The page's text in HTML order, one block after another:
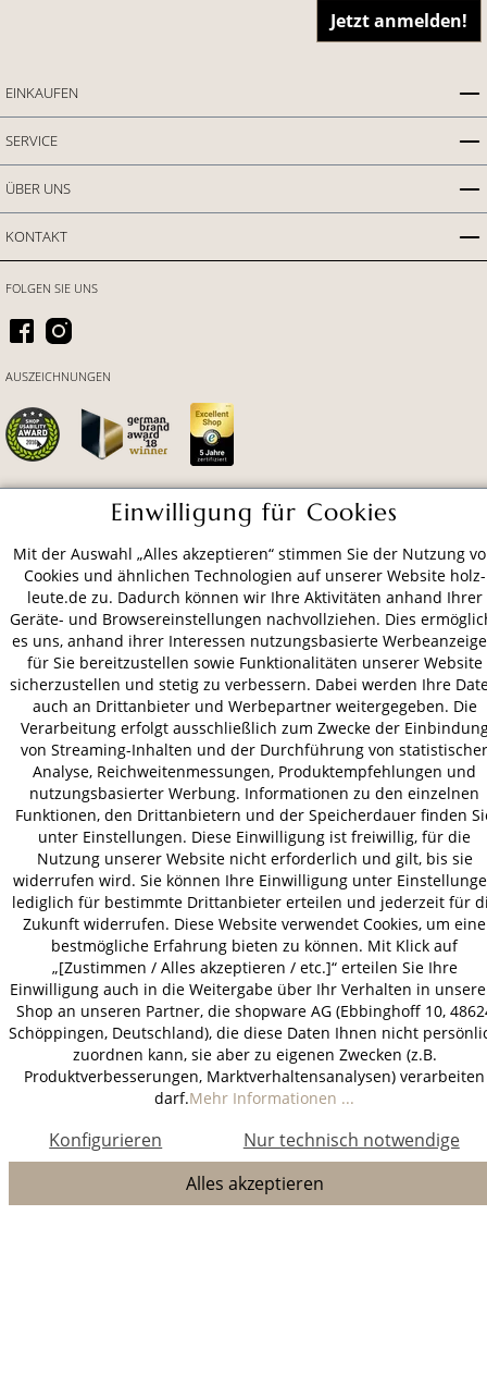
Jetzt anmelden!
EINKAUFEN
SERVICE
ÜBER UNS
KONTAKT
VERSAND
FOLGEN SIE UNS
AUSZEICHNUNGEN
AGB Datenschutz
Impressum
© 2026 HOLZ-LEUTE
* Alle Preise inkl. gesetzl. Mehrwertsteuer zzgl.Versandkosten.
Einwilligung für Cookies
Mit der Auswahl „Alles akzeptieren“ stimmen Sie der Nutzung
Cookies und ähnlichen Technologien auf unserer Website holz-
leute.de zu. Dadurch können wir Ihre Aktivitäten anhand Ihrer
Geräte- und Browsereinstellungen nachvollziehen. Dies
es uns, anhand ihrer Interessen nutzungsbasierte
für Sie bereitzustellen sowie Funktionalitäten unserer Website
sicherzustellen und stetig zu verbessern. Dabei werden Ihre
auch an Drittanbieter und Werbepartner weitergegeben. Die
Verarbeitung erfolgt ausschließlich zum Zwecke der
von Streaming-Inhalten und der Durchführung von statistischer
Analyse, Reichweitenmessungen, Produktempfehlungen und
nutzungsbasierter Werbung. Informationen zu den einzelnen
Funktionen, den Drittanbietern und der Speicherdauer finden
unter Einstellungen. Diese Einwilligung ist freiwillig, für die
Nutzung unserer Website nicht erforderlich und gilt, bis sie
widerrufen wird. Sie können Ihre Einwilligung unter
lediglich für bestimmte Drittanbieter erteilen und jederzeit für
Zukunft widerrufen. Diese Website verwendet Cookies, um eine
bestmögliche Erfahrung bieten zu können. Mit Klick auf
„[Zustimmen / Alles akzeptieren / etc.]“ erteilen Sie Ihre
Einwilligung auch in die Weitergabe über Ihr Verhalten in
Shop an unseren Partner, die shopware AG (Ebbinghoff 10,
Schöppingen, Deutschland), die diese Daten Ihnen nicht
zuordnen kann, sie aber zu eigenen Zwecken (z.B.
Produktverbesserungen, Marktverhaltensanalysen) verarbeiten
darf.Mehr Informationen ...
Nur technisch notwendige
Konfigurieren
Alles akzeptieren